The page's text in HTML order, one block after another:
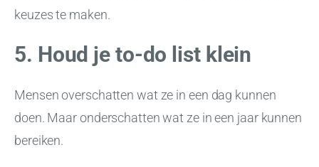
keuzes te maken.
5. Houd je to-do list klein
Mensen overschatten wat ze in een dag kunnen
doen. Maar onderschatten wat ze in een jaar kunnen
bereiken.